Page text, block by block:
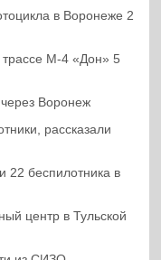
в Воронеже 2
М-4 «Дон» 5
Воронеж
рассказали
22 беспилотника в
центр в Тульской